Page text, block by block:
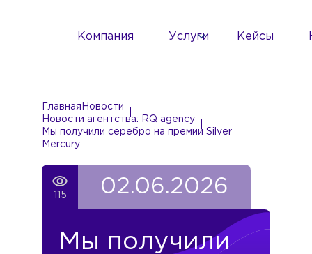
Компания Услуги Кейсы
Главная Новости
Новости агентства: RQ agency
Мы получили серебро на премии Silver
Mercury
115 02.06.2026
Мы получили